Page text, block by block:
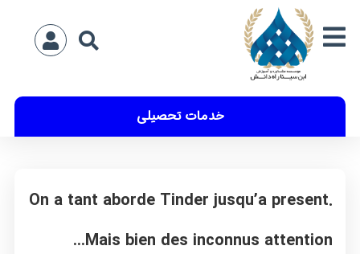
خدمات تحصیلی
On a tant aborde Tinder jusqu’a present.
Mais bien des inconnus attention…